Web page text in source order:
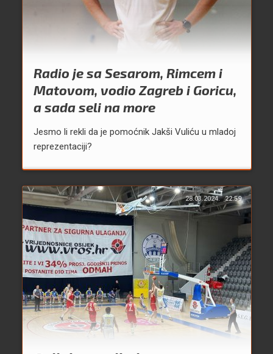
Radio je sa Sesarom, Rimcem i
Matovom, vodio Zagreb i Goricu,
a sada seli na more
Jesmo li rekli da je pomoćnik Jakši Vuliću u mladoj
reprezentaciji?
28.03.2024. 22:59